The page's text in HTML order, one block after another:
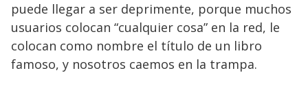
puede llegar a ser deprimente, porque muchos
usuarios colocan “cualquier cosa” en la red, le
colocan como nombre el título de un libro
famoso, y nosotros caemos en la trampa.